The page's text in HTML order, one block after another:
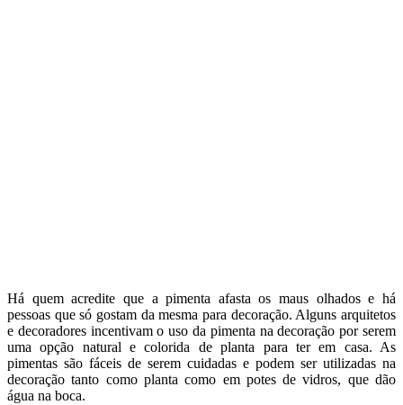
Há quem acredite que a pimenta afasta os maus olhados e há
pessoas que só gostam da mesma para decoração. Alguns arquitetos
e decoradores incentivam o uso da pimenta na decoração por serem
uma opção natural e colorida de planta para ter em casa. As
pimentas são fáceis de serem cuidadas e podem ser utilizadas na
decoração tanto como planta como em potes de vidros, que dão
água na boca.